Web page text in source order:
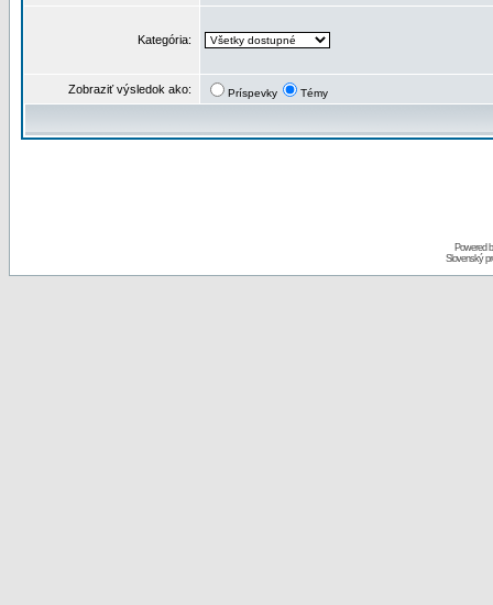
Kategória:
Zobraziť výsledok ako: Príspevky Témy
Powered
Slovenský